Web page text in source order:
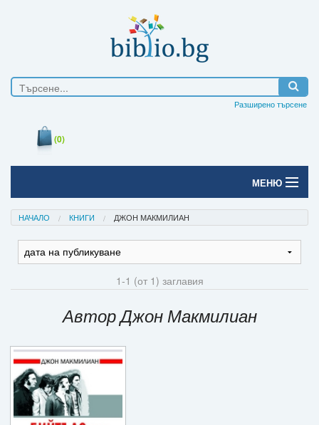
Разширено търсене
(0)
МЕНЮ
Начало
Печатни книги
Е-списания
Подаръци
Ваучери
НАЧАЛО КНИГИ ДЖОН МАКМИЛИАН
1-1 (от 1) заглавия
Автор Джон Макмилиан